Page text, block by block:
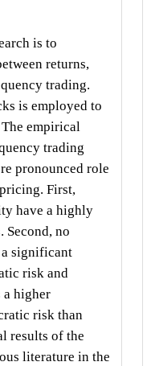
is to
returns,
trading.
is employed to
empirical
trading
pronounced role
First,
have a highly
Second, no
significant
risk and
higher
risk than
results of the
literature in the